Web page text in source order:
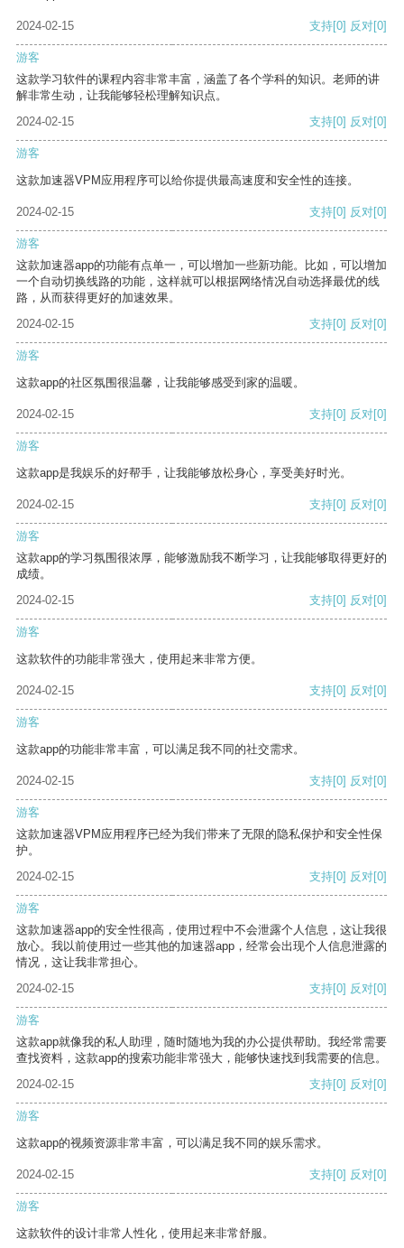
2024-02-15 支持[0] 反对[0]
游客
这款学习软件的课程内容非常丰富，涵盖了各个学科的知识。老师的讲
解非常生动，让我能够轻松理解知识点。
2024-02-15
支持[0] 反对[0]
游客
这款加速器VPM应用程序可以给你提供最高速度和安全性的连接。
2024-02-15 支持[0] 反对[0]
游客
这款加速器app的功能有点单一，可以增加一些新功能。比如，可以增加
一个自动切换线路的功能，这样就可以根据网络情况自动选择最优的线
路，从而获得更好的加速效果。
2024-02-15
支持[0] 反对[0]
游客
这款app的社区氛围很温馨，让我能够感受到家的温暖。
2024-02-15 支持[0] 反对[0]
游客
这款app是我娱乐的好帮手，让我能够放松身心，享受美好时光。
2024-02-15 支持[0] 反对[0]
游客
这款app的学习氛围很浓厚，能够激励我不断学习，让我能够取得更好的
成绩。
2024-02-15
支持[0] 反对[0]
游客
这款软件的功能非常强大，使用起来非常方便。
2024-02-15 支持[0] 反对[0]
游客
这款app的功能非常丰富，可以满足我不同的社交需求。
2024-02-15 支持[0] 反对[0]
游客
这款加速器VPM应用程序已经为我们带来了无限的隐私保护和安全性保
护。
2024-02-15
支持[0] 反对[0]
游客
这款加速器app的安全性很高，使用过程中不会泄露个人信息，这让我很
放心。我以前使用过一些其他的加速器app，经常会出现个人信息泄露的
情况，这让我非常担心。
2024-02-15
支持[0] 反对[0]
游客
这款app就像我的私人助理，随时随地为我的办公提供帮助。我经常需要
查找资料，这款app的搜索功能非常强大，能够快速找到我需要的信息。
2024-02-15
支持[0] 反对[0]
游客
这款app的视频资源非常丰富，可以满足我不同的娱乐需求。
2024-02-15 支持[0] 反对[0]
游客
这款软件的设计非常人性化，使用起来非常舒服。